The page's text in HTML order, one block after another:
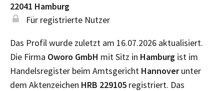
22041 Hamburg
Für registrierte Nutzer
Das Profil wurde zuletzt am 16.07.2026 aktualisiert.
Die Firma Oworo GmbH mit Sitz in Hamburg ist im
Handelsregister beim Amtsgericht Hannoverunter
dem Aktenzeichen HRB 229105 registriert. Das